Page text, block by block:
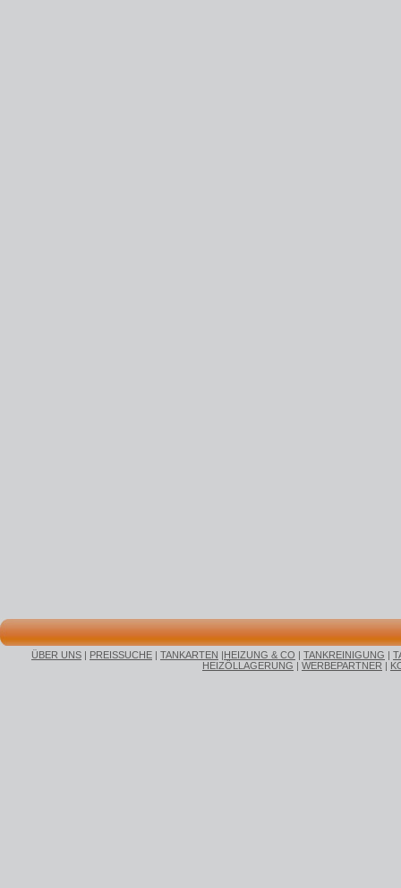
ÜBER UNS | PREISSUCHE | TANKARTEN |HEIZUNG & CO | TANKREINIGUNG |
HEIZÖLLAGERUNG | WERBEPARTNER |